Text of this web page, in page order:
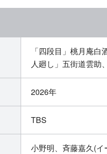
「四段目」桃月庵
人廻し」五街道雲助
2026年
TBS
小野明、斉藤嘉久(イ